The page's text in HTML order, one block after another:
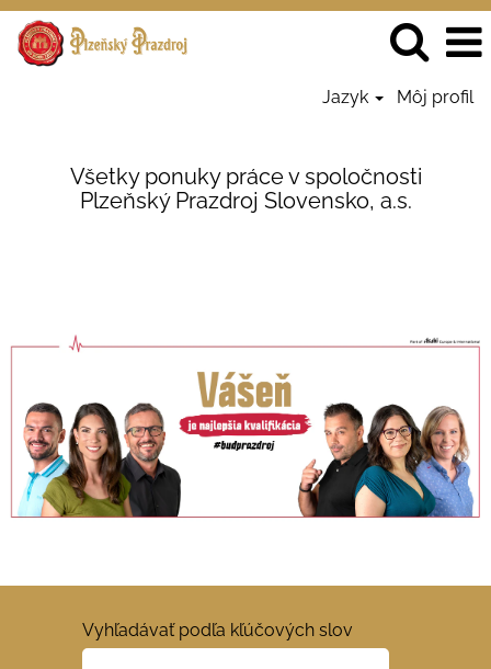
Jazyk Môj profil
Prazdroj
Všetky ponuky práce v spoločnosti
Plzeňský Prazdroj Slovensko, a.s.
Vyhľadávať podľa kľúčových slov